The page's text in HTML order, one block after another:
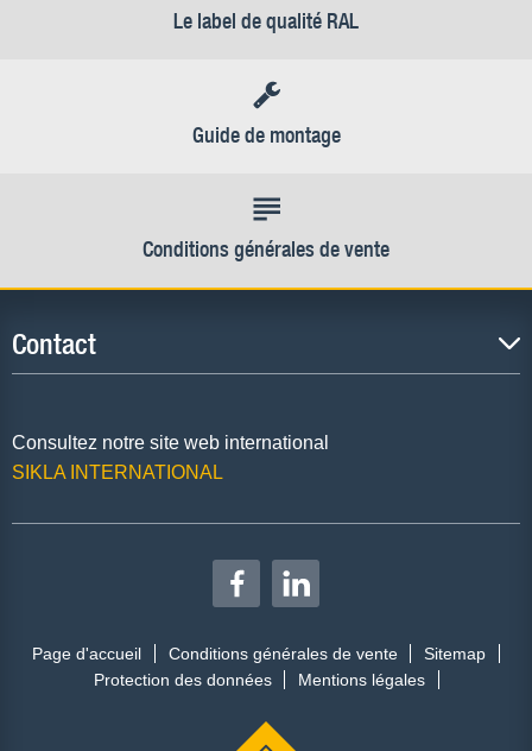
Le label de qualité RAL
Guide de montage
Conditions générales de vente
Contact
Consultez notre site web international
SIKLA INTERNATIONAL
Page d'accueil Conditions générales de vente
Sitemap
Protection des données
Mentions légales